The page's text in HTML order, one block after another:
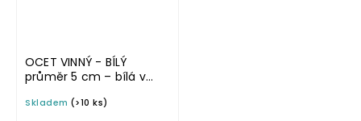
OCET VINNÝ - BÍLÝ
průměr 5 cm – bílá v
omyvatelná samolepka
Skladem (>10 ks)